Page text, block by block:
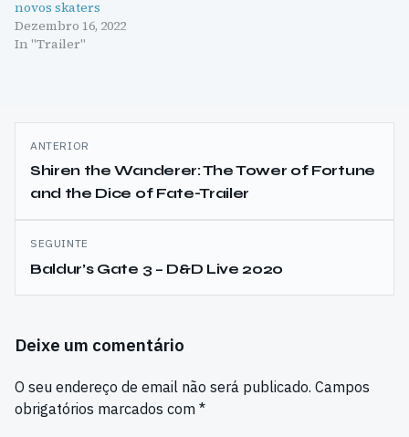
novos skaters
Dezembro 16, 2022
In "Trailer"
Navegação
de
artigos
ANTERIOR
Shiren the Wanderer: The Tower of Fortune
and the Dice of Fate-Trailer
SEGUINTE
Baldur’s Gate 3 – D&D Live 2020
Deixe um comentário
O seu endereço de email não será publicado. Campos
obrigatórios marcados com *